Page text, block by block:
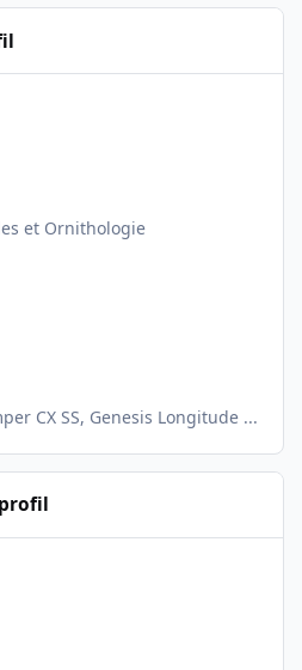
et Ornithologie
CX SS, Genesis Longitude ...